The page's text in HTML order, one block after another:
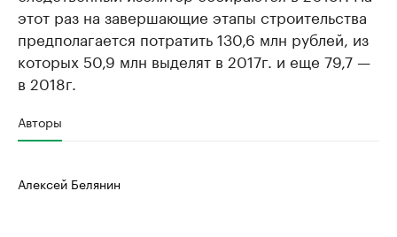
этот раз на завершающие этапы строительства
предполагается потратить 130,6 млн рублей, из
которых 50,9 млн выделят в 2017г. и еще 79,7 —
в 2018г.
Авторы
Алексей Белянин